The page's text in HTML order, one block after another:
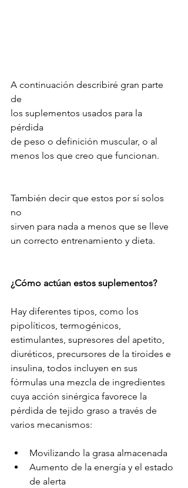
A continuación describiré gran parte
de
los suplementos usados para la
pérdida
de peso o definición muscular, o al
menos los que creo que funcionan.
También decir que estos por sí solos
no
sirven para nada a menos que se lleve
un correcto entrenamiento y dieta.
¿Cómo actúan estos suplementos?
Hay diferentes tipos, como los
pipolíticos, termogénicos,
estimulantes, supresores del apetito,
diuréticos, precursores de la tiroides e
insulina, todos incluyen en sus
fórmulas una mezcla de ingredientes
cuya acción sinérgica favorece la
pérdida de tejido graso a través de
varios mecanismos:
Movilizando la grasa almacenada
Aumento de la energía y el estado
de alerta